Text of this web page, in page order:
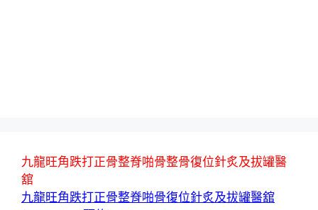
九龍旺角跌打正骨整脊啪骨整骨復位針炙及拔罐醫
舘
九龍旺角跌打正骨整脊啪骨復位針炙及拔罐醫舘